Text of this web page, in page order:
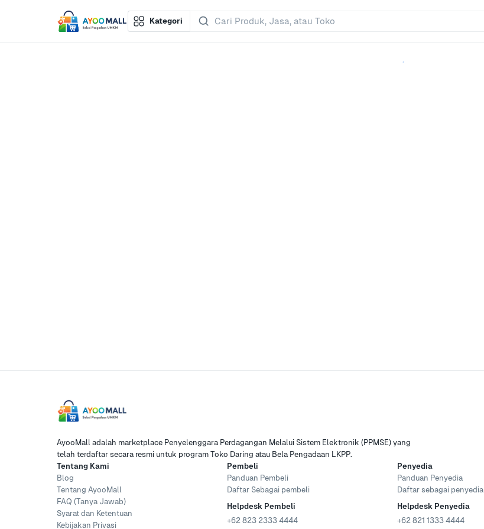
Kategori
AyooMall adalah marketplace Penyelenggara Perdagangan Melalui Sistem Elektronik (PPMSE) yang
telah terdaftar secara resmi untuk program Toko Daring atau Bela Pengadaan LKPP.
Tentang Kami
Blog
Tentang AyooMall
FAQ (Tanya Jawab)
Syarat dan Ketentuan
Kebijakan Privasi
Pembeli
Panduan Pembeli
Daftar Sebagai pembeli
Helpdesk Pembeli
+62 823 2333 4444
Penyedia
Panduan Penyedia
Daftar sebagai penyedia
Helpdesk Penyedia
+62 821 1333 4444